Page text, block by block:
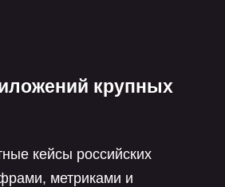
крупных
кейсы российских
метриками и